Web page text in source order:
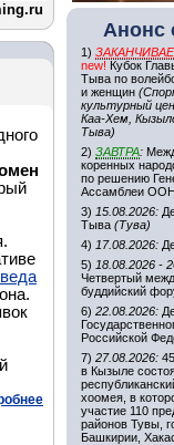
Анонс
1)
new! Кубок
Тыва по
и женщин
культурный
Каа-Хем,
Тыва)
2) ЗАВТРА:
коренных
по решению
Ассамблеи
3) 15.08.2026:
Тыва (Тува)
4) 17.08.2026:
5) 18.08.2026 -
Четвертый
буддийский
6) 22.08.2026:
Российской
7) 27.08.2026:
в Кызыле
хоомея, в
участие 110
районов Тувы,
Башкирии,